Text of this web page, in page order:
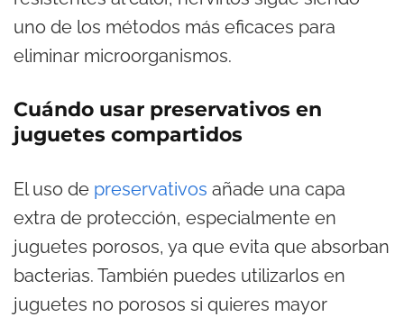
uno de los métodos más eficaces para
eliminar microorganismos.
Cuándo usar preservativos en
juguetes compartidos
El uso de preservativos añade una capa
extra de protección, especialmente en
juguetes porosos, ya que evita que absorban
bacterias. También puedes utilizarlos en
juguetes no porosos si quieres mayor